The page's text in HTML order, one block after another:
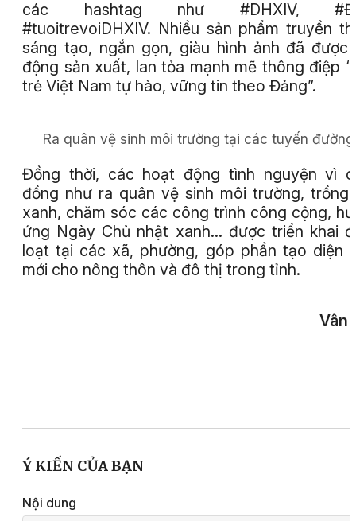
các hashtag như #DHXIV,
#tuoitrevoiDHXIV. Nhiều sản phẩm truyền
sáng tạo, ngắn gọn, giàu hình ảnh đã được
động sản xuất, lan tỏa mạnh mẽ thông điệp
trẻ Việt Nam tự hào, vững tin theo Đảng”.
Ra quân vệ sinh môi trường tại các tuyến
Đồng thời, các hoạt động tình nguyện vì
đồng như ra quân vệ sinh môi trường, trồng
xanh, chăm sóc các công trình công cộng,
ứng Ngày Chủ nhật xanh… được triển khai
loạt tại các xã, phường, góp phần tạo diện
mới cho nông thôn và đô thị trong tỉnh.
Vân
Ý KIẾN CỦA BẠN
Nội dung